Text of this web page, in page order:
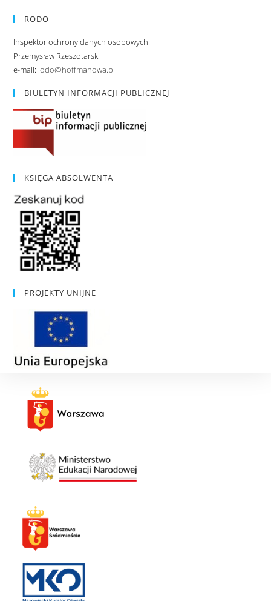
RODO
Inspektor ochrony danych osobowych:
Przemysław Rzeszotarski
e-mail: iodo@hoffmanowa.pl
BIULETYN INFORMACJI PUBLICZNEJ
KSIĘGA ABSOLWENTA
PROJEKTY UNIJNE